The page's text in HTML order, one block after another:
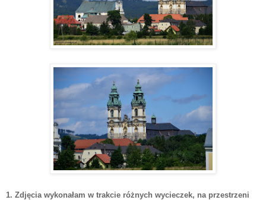
1. Zdjęcia wykonałam w trakcie różnych wycieczek, na przestrzeni